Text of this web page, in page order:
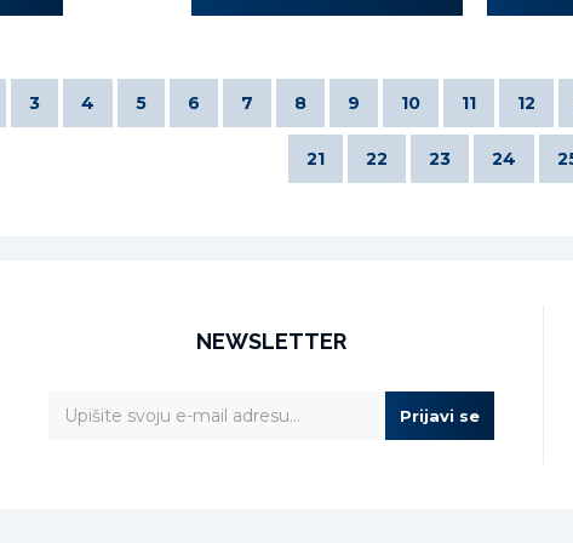
3 4 5 6 7 8 9 10 11 12
21 22 23 24
NEWSLETTER
Prijavi se